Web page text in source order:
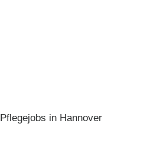
Pflegejobs in Hannover